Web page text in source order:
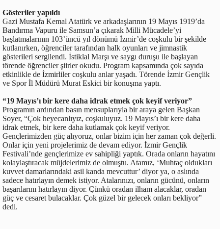
Gösteriler yapıldı
Gazi Mustafa Kemal Atatürk ve arkadaşlarının 19 Mayıs 1919’da
Bandırma Vapuru ile Samsun’a çıkarak Milli Mücadele’yi
başlatmalarının 103’üncü yıl dönümü İzmir’de coşkulu bir şekilde
kutlanırken, öğrenciler tarafından halk oyunları ve jimnastik
gösterileri sergilendi. İstiklal Marşı ve saygı duruşu ile başlayan
törende öğrenciler şiirler okudu. Program kapsamında çok sayıda
etkinlikle de İzmirliler coşkulu anlar yaşadı. Törende İzmir Gençlik
ve Spor İl Müdürü Murat Eskici bir konuşma yaptı.
“19 Mayıs’ı bir kere daha idrak etmek çok keyif veriyor”
Programın ardından basın mensuplarıyla bir araya gelen Başkan
Soyer, “Çok heyecanlıyız, coşkuluyuz. 19 Mayıs’ı bir kere daha
idrak etmek, bir kere daha kutlamak çok keyif veriyor.
Gençlerimizden güç alıyoruz, onlar bizim için her zaman çok değerli.
Onlar için yeni projelerimiz de devam ediyor. İzmir Gençlik
Festivali’nde gençlerimize ev sahipliği yaptık. Orada onların hayatını
kolaylaştıracak müjdelerimiz de olmuştu. Atamız, ‘Muhtaç oldukları
kuvvet damarlarındaki asil kanda mevcuttur’ diyor ya, o aslında
sadece hatırlayın demek istiyor. Atalarınızı, onların gücünü, onların
başarılarını hatırlayın diyor. Çünkü oradan ilham alacaklar, oradan
güç ve cesaret bulacaklar. Çok güzel bir gelecek onları bekliyor”
dedi.